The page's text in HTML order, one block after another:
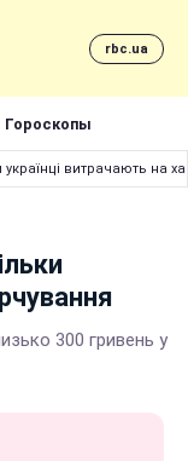
rbc.ua
Гороскопы
українці витрачають на
300 гривень у